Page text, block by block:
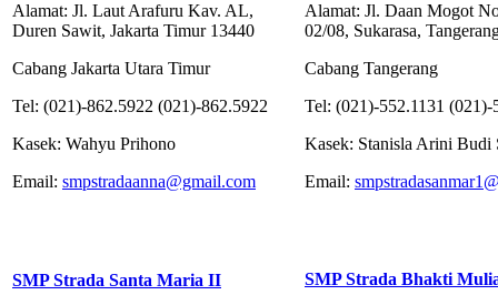
Alamat: Jl. Laut Arafuru Kav. AL,
Duren Sawit, Jakarta Timur 13440
Cabang Jakarta Utara Timur
Tel: (021)-862.5922 (021)-862.5922
Kasek: Wahyu Prihono
Email: smpstradaanna@gmail.com
Alamat: Jl. Daan Mogot
02/08, Sukarasa,
Cabang Tangerang
Tel: (021)-552.1131 (021)-
Kasek: Stanisla Arini Budi
Email:
SMP Strada Santa Maria II
SMP Strada Bhakti